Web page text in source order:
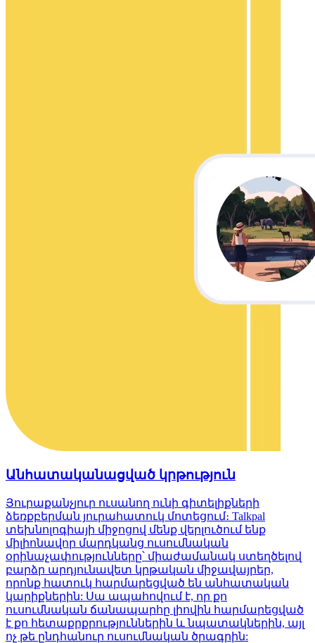
Անհատականացված կրթություն
Յուրաքանչյուր ուսանող ունի գիտելիքների
ձեռքբերման յուրահատուկ մոտեցում։ Talkpal
տեխնոլոգիայի միջոցով մենք վերլուծում ենք
միլիոնավոր մարդկանց ուսումնական
օրինաչափությունները՝ միաժամանակ ստեղծելով
բարձր արդյունավետ կրթական միջավայրեր,
որոնք հատուկ հարմարեցված են անհատական
կարիքներին: Սա ապահովում է, որ քո
ուսումնական ճանապարհը լիովին հարմարեցված
է քո հետաքրքրություններին և նպատակներին, այլ
ոչ թե ընդհանուր ուսումնական ծրագրին: